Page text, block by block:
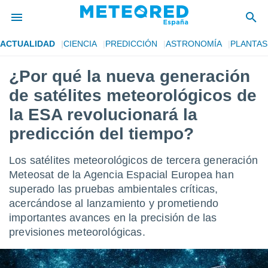
de
por
para
la
se
calidad.
las
forma
digital
basada
ACTUALIDAD CIENCIA PREDICCIÓN ASTRONOMÍA PLANTAS
¿Por qué la nueva generación
de satélites meteorológicos de
la ESA revolucionará la
predicción del tiempo?
Los satélites meteorológicos de tercera generación
Meteosat de la Agencia Espacial Europea han
superado las pruebas ambientales críticas,
acercándose al lanzamiento y prometiendo
importantes avances en la precisión de las
previsiones meteorológicas.